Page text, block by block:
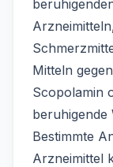
Mitteln
Scopolamin
beruhigende
Bestimmte
Arzneimittel